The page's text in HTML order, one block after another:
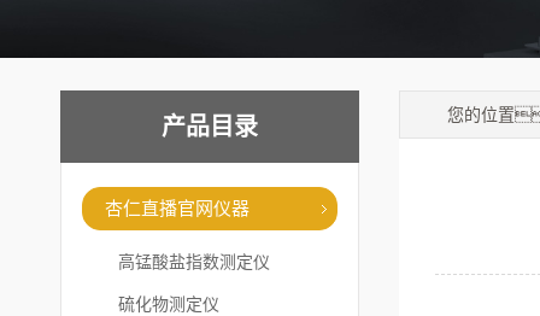
产品目录
杏仁直播官网仪器
高锰酸盐指数测定仪
硫化物测定仪
您的位